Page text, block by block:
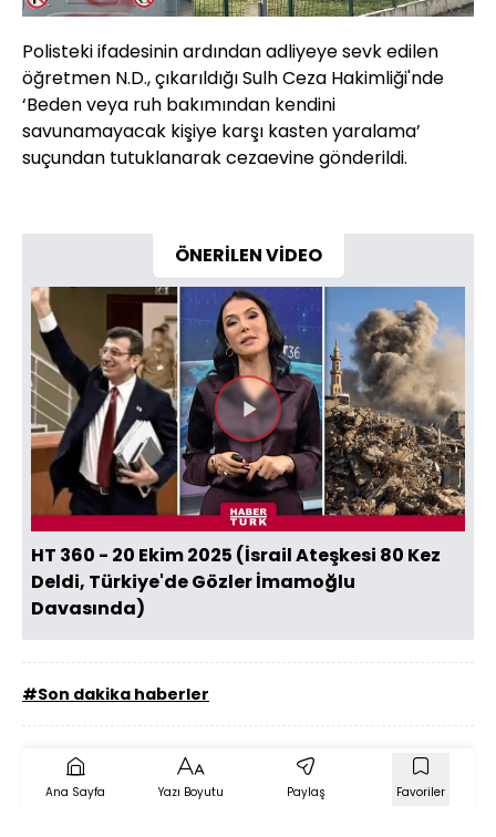
Polisteki ifadesinin ardından adliyeye sevk edilen
öğretmen N.D., çıkarıldığı Sulh Ceza Hakimliği'nde
‘Beden veya ruh bakımından kendini
savunamayacak kişiye karşı kasten yaralama’
suçundan tutuklanarak cezaevine gönderildi.
ÖNERİLEN VİDEO
Videoyu
Oynat
HT 360 - 20 Ekim 2025 (İsrail Ateşkesi 80 Kez
Deldi, Türkiye'de Gözler İmamoğlu
Davasında)
#Son dakika haberler
Ana Sayfa Yazı Boyutu Paylaş Favoriler